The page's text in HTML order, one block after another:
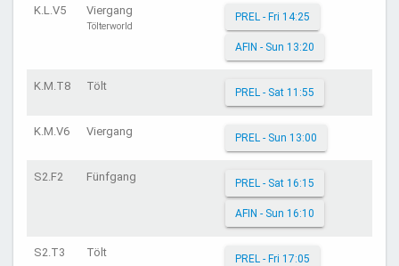
K.L.V5 Viergang
Tölterworld
PREL - Fri 14:25
AFIN - Sun 13:20
K.M.T8 Tölt PREL - Sat 11:55
K.M.V6 Viergang PREL - Sun 13:00
S2.F2 Fünfgang PREL - Sat 16:15
AFIN - Sun 16:10
S2.T3 Tölt PREL - Fri 17:05